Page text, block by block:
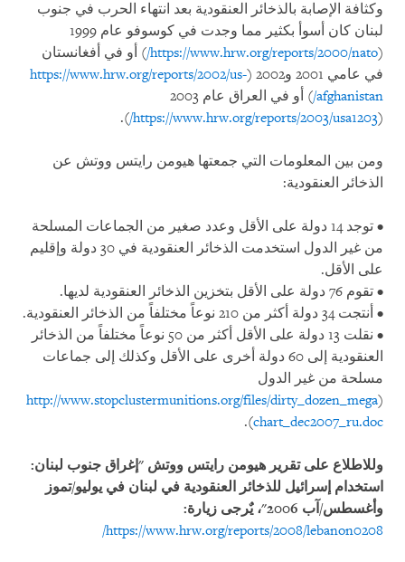
وكثافة الإصابة بالذخائر العنقودية بعد انتهاء الحرب في جنوب
لبنان كان أسوأ بكثير مما وجدت في كوسوفو عام 1999
(
https://www.hrw.org/reports/2000/nato/ ) أو في أفغانستان
في عامي 2001 و2002 (
https://www.hrw.org/reports/2002/us-
afghanistan/
) أو في العراق عام 2003
(
https://www.hrw.org/reports/2003/usa1203/
).
ومن بين المعلومات التي جمعتها هيومن رايتس ووتش عن
الذخائر العنقودية:
• توجد 14 دولة على الأقل وعدد صغير من الجماعات المسلحة
من غير الدول استخدمت الذخائر العنقودية في 30 دولة وإقليم
على الأقل.
• تقوم 76 دولة على الأقل بتخزين الذخائر العنقودية لديها.
• أنتجت 34 دولة أكثر من 210 نوعاً مختلفاً من الذخائر العنقودية.
• نقلت 13 دولة على الأقل أكثر من 50 نوعاً مختلفاً من الذخائر
العنقودية إلى 60 دولة أخرى على الأقل وكذلك إلى جماعات
مسلحة من غير الدول
(
http://www.stopclustermunitions.org/files/dirty_dozen_mega
chart_dec2007_ru.doc
).
وللاطلاع على تقرير هيومن رايتس ووتش "إغراق جنوب لبنان:
استخدام إسرائيل للذخائر العنقودية في لبنان في يوليو/تموز
وأغسطس/آب 2006"، يٌرجى زيارة:
https://www.hrw.org/reports/2008/lebanon0208/